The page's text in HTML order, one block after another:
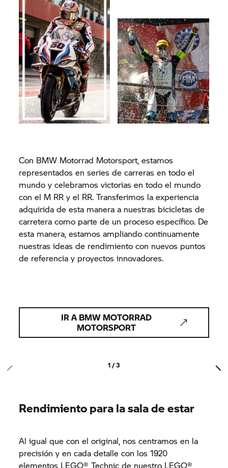
Con BMW Motorrad Motorsport, estamos
representados en series de carreras en todo el
mundo y celebramos victorias en todo el mundo
con el M RR y el RR. Transferimos la experiencia
adquirida de esta manera a nuestras bicicletas de
carretera como parte de un proceso específico. De
esta manera, estamos ampliando continuamente
nuestras ideas de rendimiento con nuevos puntos
de referencia y proyectos innovadores.
IR A BMW MOTORRAD
MOTORSPORT
1 / 3
Rendimiento para la sala de estar
Al igual que con el original, nos centramos en la
precisión y en cada detalle con los 1920
elementos LEGO® Technic de nuestro LEGO®